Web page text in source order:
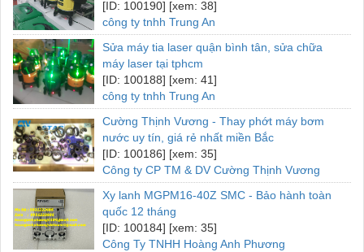
[ID: 100190] [xem: 38]
công ty tnhh Trung An
Sửa máy tia laser quận bình tân, sửa chữa
máy laser tại tphcm
[ID: 100188] [xem: 41]
công ty tnhh Trung An
Cường Thịnh Vương - Thay phớt máy bơm
nước uy tín, giá rẻ nhất miền Bắc
[ID: 100186] [xem: 35]
Công ty CP TM & DV Cường Thịnh Vương
Xy lanh MGPM16-40Z SMC - Bảo hành toàn
quốc 12 tháng
[ID: 100184] [xem: 35]
Công Ty TNHH Hoàng Anh Phương